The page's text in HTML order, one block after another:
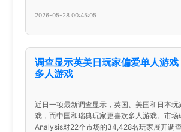
2026-05-28 00:45:05
调查显示英美日玩家偏爱单人游
多人游戏
近日一项最新调查显示，英国、美国和日本
戏，而中国和瑞典玩家更喜欢多人游戏。市
Analysis对22个市场的34,428名玩家展开调